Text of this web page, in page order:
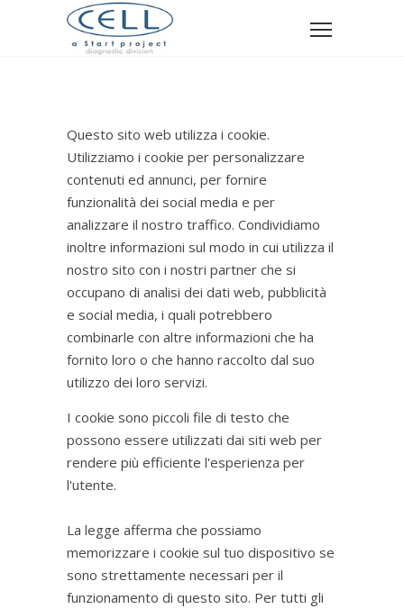
Questo sito web utilizza i cookie.
Utilizziamo i cookie per personalizzare
contenuti ed annunci, per fornire
funzionalità dei social media e per
analizzare il nostro traffico. Condividiamo
inoltre informazioni sul modo in cui utilizza il
nostro sito con i nostri partner che si
occupano di analisi dei dati web, pubblicità
e social media, i quali potrebbero
combinarle con altre informazioni che ha
fornito loro o che hanno raccolto dal suo
utilizzo dei loro servizi.
I cookie sono piccoli file di testo che
possono essere utilizzati dai siti web per
rendere più efficiente l'esperienza per
l'utente.
La legge afferma che possiamo
memorizzare i cookie sul tuo dispositivo se
sono strettamente necessari per il
funzionamento di questo sito. Per tutti gli